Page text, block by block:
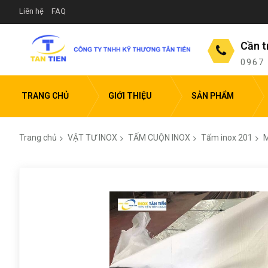
Liên hệ FAQ
Cần
0967
TRANG CHỦ GIỚI THIỆU SẢN PHẨM
Trang chủ VẬT TƯ INOX TẤM CUỘN INOX Tấm inox 201